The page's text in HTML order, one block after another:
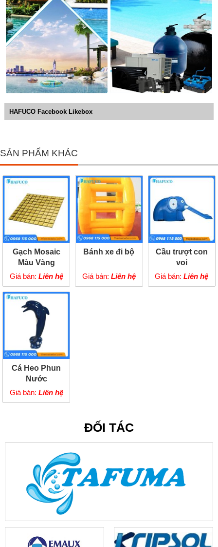
HAFUCO Facebook Likebox
SẢN PHẨM KHÁC
Gạch Mosaic
Màu Vàng
Giá bán: Liên hệ
Bánh xe đi bộ
Giá bán: Liên hệ
Cầu trượt con
voi
Giá bán:Liên hệ
Cá Heo Phun
Nước
Giá bán: Liên hệ
ĐỐI TÁC